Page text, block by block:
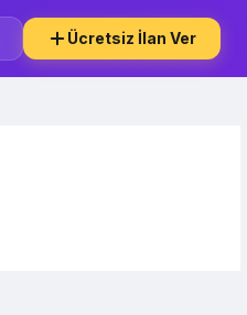
Ücretsiz İlan Ver